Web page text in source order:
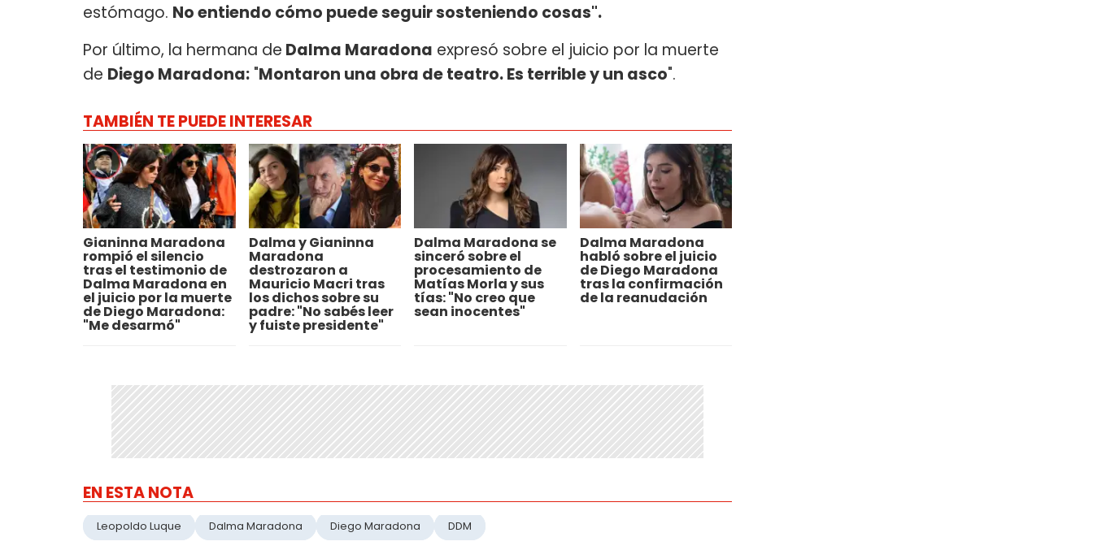
estómago. No entiendo cómo puede seguir sosteniendo cosas".
Por último, la hermana de Dalma Maradona expresó sobre el juicio por la muerte
de Diego Maradona: "Montaron una obra de teatro. Es terrible y un asco".
TAMBIÉN TE PUEDE INTERESAR
Gianinna Maradona
rompió el silencio
tras el testimonio de
Dalma Maradona en
el juicio por la muerte
de Diego Maradona:
"Me desarmó"
Dalma y Gianinna
Maradona
destrozaron a
Mauricio Macri tras
los dichos sobre su
padre: "No sabés leer
y fuiste presidente"
Dalma Maradona se
sinceró sobre el
procesamiento de
Matías Morla y sus
tías: "No creo que
sean inocentes"
Dalma Maradona
habló sobre el juicio
de Diego Maradona
tras la confirmación
de la reanudación
EN ESTA NOTA
Leopoldo Luque Dalma Maradona Diego Maradona DDM